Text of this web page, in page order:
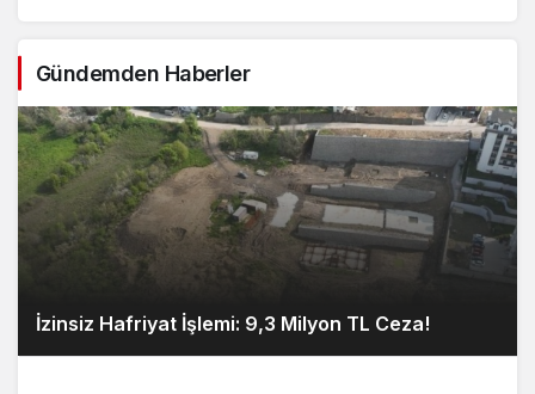
Gündemden Haberler
İzinsiz Hafriyat İşlemi: 9,3 Milyon TL Ceza!